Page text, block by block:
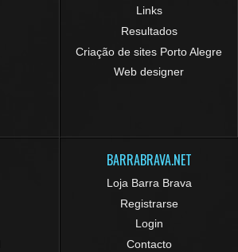
Links
Resultados
Criação de sites Porto Alegre
Web designer
BARRABRAVA.NET
Loja Barra Brava
Registrarse
Login
Contacto